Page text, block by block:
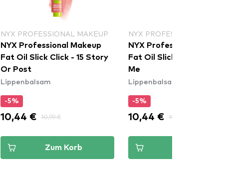
NYX PROFESSIONAL MAKEUP
NYX Professional Makeup
Fat Oil Slick Click - 15 Story
Or Post
Lippenbalsam
-5%
10,44 € 10,99 €
Zum Korb
NYX PROFESSIONAL
NYX Professional
Fat Oil Slick Click - 07
Me
Lippenbalsam
-5%
10,44 € 10,99 €